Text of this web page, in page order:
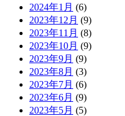
2024年1月 (6)
2023年12月 (9)
2023年11月 (8)
2023年10月 (9)
2023年9月 (9)
2023年8月 (3)
2023年7月 (6)
2023年6月 (9)
2023年5月 (5)